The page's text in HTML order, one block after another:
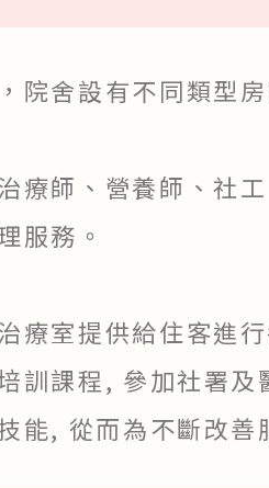
院舍設有不同類型
療師、營養師、社
服務。
療室提供給住客進
訓課程, 參加社署
能, 從而為不斷改善